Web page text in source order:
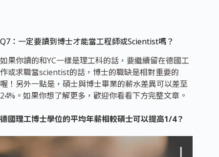
Q7：一定要讀到博士才能當工程師或Scientist嗎？
如果你讀的和YC一樣是理工科的話，要繼續留在德國工
作或求職當scientist的話，博士的職缺是相對重要的
喔！另外一點是，碩士與博士畢業的薪水差異可以差至
24%。如果你想了解更多，歡迎你看看下方完整文章。
德國理工博士學位的平均年薪相較碩士可以提高1/4？